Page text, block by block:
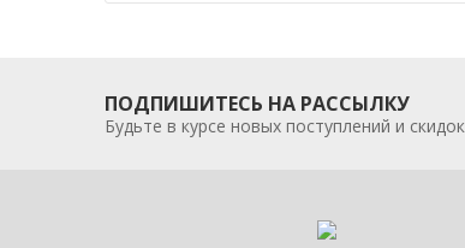
ПОДПИШИТЕСЬ НА РАССЫЛКУ
Будьте в курсе новых поступлений и скидок